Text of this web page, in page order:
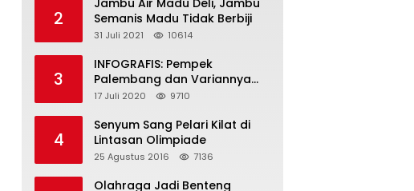
2
Jambu Air Madu Deli, Jambu
Semanis Madu Tidak Berbiji
31 Juli 2021 10614
3
INFOGRAFIS: Pempek
Palembang dan Variannya
yang Melegenda
17 Juli 2020 9710
4
Senyum Sang Pelari Kilat di
Lintasan Olimpiade
25 Agustus 2016 7136
Olahraga Jadi Benteng